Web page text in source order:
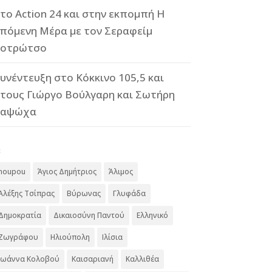
Action 24 και στην εκπομπή Η
Μέρα με τον Σεραφείμ
στο Κόκκινο 105,5 και
Γιώργο Βούλγαρη και Σωτήρη
Άγιος Δημήτριος Άλιμος
Τσίπρας Βύρωνας Γλυφάδα
Δικαιοσύνη Παντού Ελληνικό
Ηλιούπολη Ιλίσια
Κολοβού Καισαριανή Καλλιθέα